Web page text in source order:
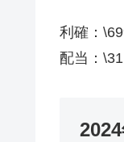
利確：
配当：